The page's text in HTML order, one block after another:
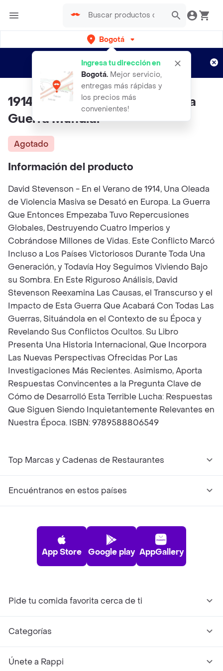
Bogotá
Ingresa tu dirección en
Bogotá. Mejor servicio,
entregas más rápidas y
los precios más
convenientes!
envíos gratis por semanas
Aplican TyC
1914 -1918 Historia de la Primera
Guerra Mundial
Agotado
Información del producto
David Stevenson - En el Verano de 1914, Una Oleada
de Violencia Masiva se Desató en Europa. La Guerra
Que Entonces Empezaba Tuvo Repercusiones
Globales, Destruyendo Cuatro Imperios y
Cobrándose Millones de Vidas. Este Conflicto Marcó
Incluso a Los Países Victoriosos Durante Toda Una
Generación, y Todavía Hoy Seguimos Viviendo Bajo
su Sombra. En Este Riguroso Análisis, David
Stevenson Reexamina Las Causas, el Transcurso y el
Impacto de Esta Guerra Que Acabará Con Todas Las
Guerras, Situándola en el Contexto de su Época y
Revelando Sus Conflictos Ocultos. Su Libro
Presenta Una Historia Internacional, Que Incorpora
Las Nuevas Perspectivas Ofrecidas Por Las
Investigaciones Más Recientes. Asimismo, Aporta
Respuestas Convincentes a la Pregunta Clave de
Cómo de Desarrolló Esta Terrible Lucha: Respuestas
Que Siguen Siendo Inquietantemente Relevantes en
Nuestra Época. ISBN: 9789588806549
Top Marcas y Cadenas de Restaurantes
Encuéntranos en estos países
App Store Google play AppGallery
Pide tu comida favorita cerca de ti
Categorías
Únete a Rappi